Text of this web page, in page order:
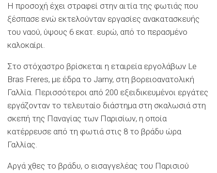
Η προσοχή έχει στραφεί στην αιτία της φωτιάς που
ξέσπασε ενώ εκτελούνταν εργασίες ανακατασκευής
του ναού, ύψους 6 εκατ. ευρώ, από το περασμένο
καλοκαίρι.
Στο στόχαστρο βρίσκεται η εταιρεία εργολάβων Le
Bras Freres, με έδρα το Jarny, στη βορειοανατολική
Γαλλία. Περισσότεροι από 200 εξειδικευμένοι εργάτες
εργάζονταν το τελευταίο διάστημα στη σκαλωσιά στη
σκεπή της Παναγίας των Παρισίων, η οποία
κατέρρευσε από τη φωτιά στις 8 το βράδυ ώρα
Γαλλίας.
Αργά χθες το βράδυ, ο εισαγγελέας του Παρισιού